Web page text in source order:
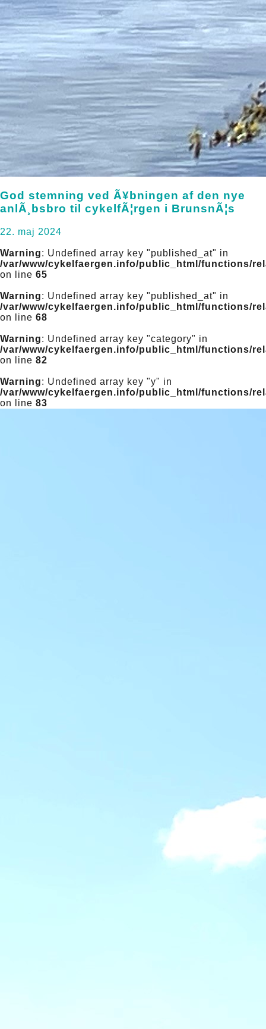
God stemning ved Ã¥bningen af den nye
anlÃ¸bsbro til cykelfÃ¦rgen i BrunsnÃ¦s
22. maj 2024
Warning: Undefined array key "published_at" in
/var/www/cykelfaergen.info/public_html/functions/
on line 65
Warning: Undefined array key "published_at" in
/var/www/cykelfaergen.info/public_html/functions/
on line 68
Warning: Undefined array key "category" in
/var/www/cykelfaergen.info/public_html/functions/
on line 82
Warning: Undefined array key "y" in
/var/www/cykelfaergen.info/public_html/functions/
on line 83